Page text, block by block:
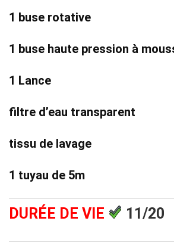
1 buse rotative
1 buse haute pression à
1 Lance
filtre d’eau transparent
tissu de lavage
1 tuyau de 5m
DURÉE DE VIE 11/20